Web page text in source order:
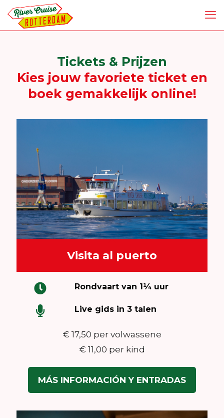
Tickets & Prijzen
Kies jouw favoriete ticket en
boek gemakkelijk online!
Visita al puerto
Rondvaart van 1¼ uur
Live gids in 3 talen
€ 17,50 per volwassene
€ 11,00 per kind
MÁS INFORMACIÓN Y ENTRADAS